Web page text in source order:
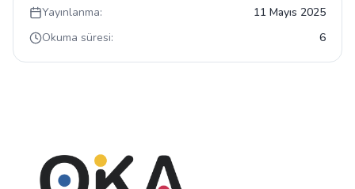
Yayınlanma:
11 Mayıs 2025
Okuma süresi:
6